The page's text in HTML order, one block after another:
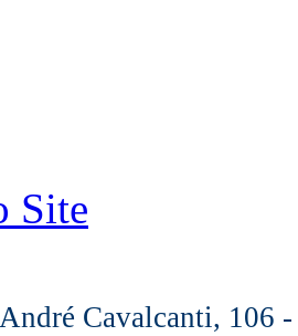
Site
Cavalcanti, 106